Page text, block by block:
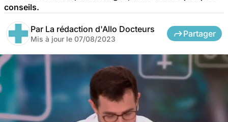
conseils.
Par La rédaction d'Allo Docteurs
Mis à jour le 07/08/2023
Partager